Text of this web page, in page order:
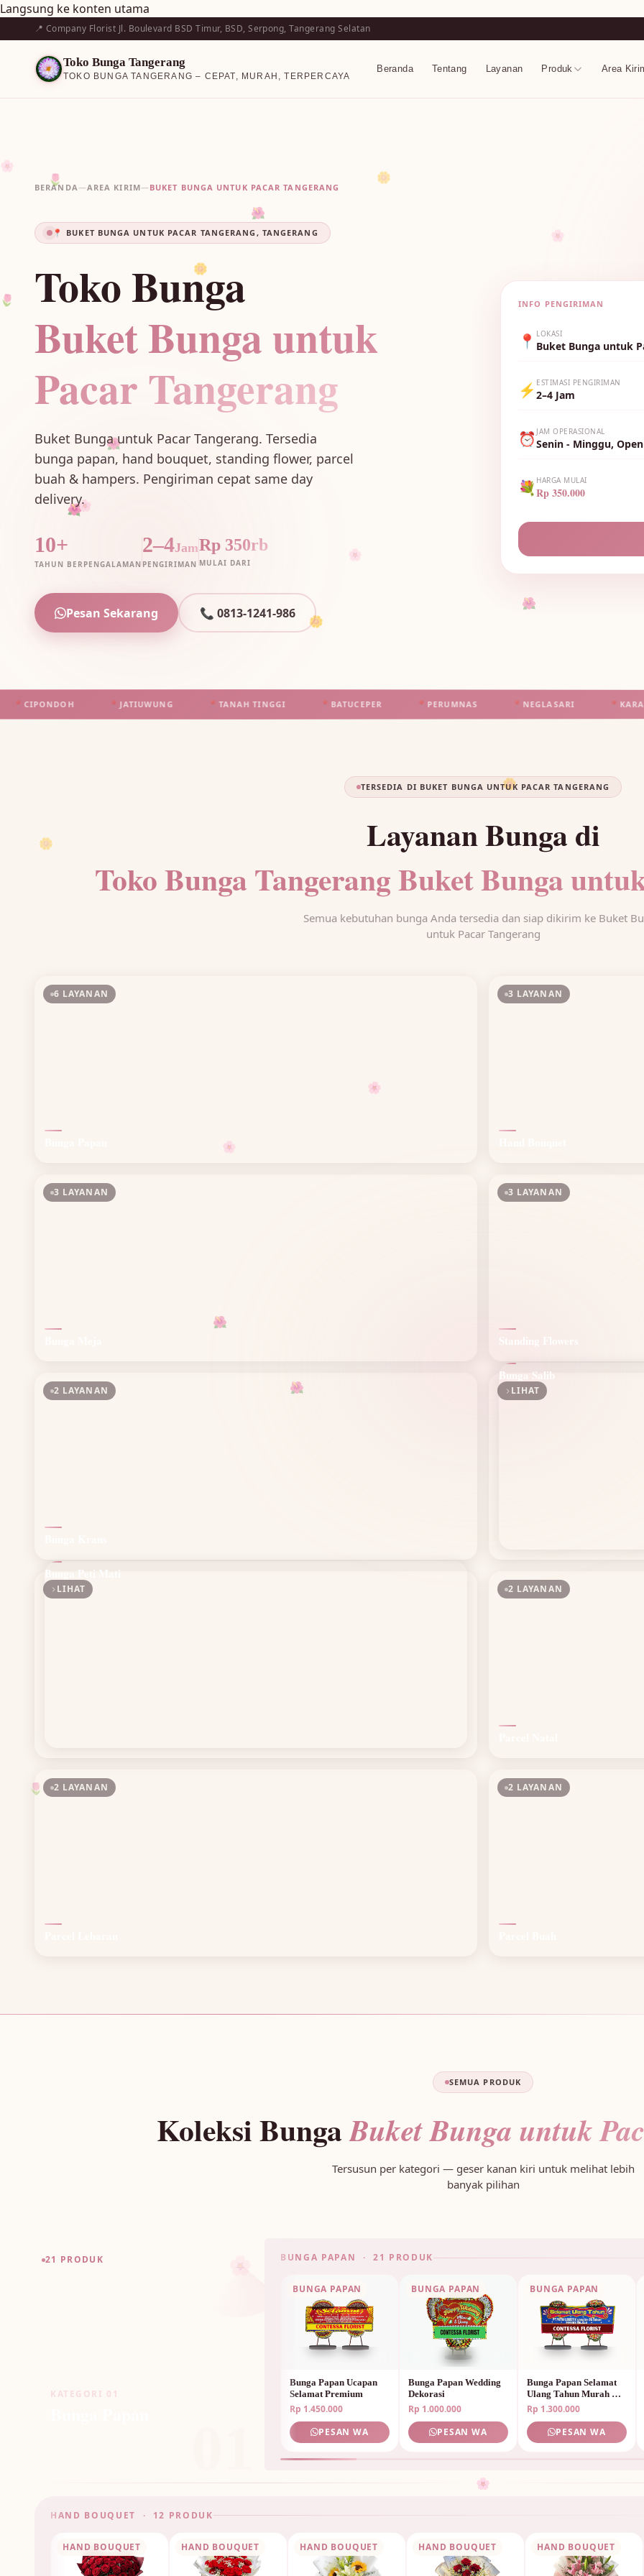
Langsung ke konten utama
📍 Company Florist Jl. Boulevard BSD Timur, BSD, Serpong, Tangerang Selatan
Toko Bunga Tangerang
TOKO BUNGA TANGERANG – CEPAT, MURAH, TERPERCAYA
Beranda Tentang Layanan Produk Area
🌺
🌷
🌼
🌸
🌺
BERANDA—AREA KIRIM—BUKET BUNGA UNTUK PACAR TANGERANG
📍 BUKET BUNGA UNTUK PACAR TANGERANG, TANGERANG
Toko Bunga
Buket Bunga untuk
Pacar Tangerang
Buket Bunga untuk Pacar Tangerang. Tersedia
bunga papan, hand bouquet, standing flower, parcel
buah & hampers. Pengiriman cepat same day
delivery.
10+
TAHUN BERPENGALAMAN
2–4Jam
PENGIRIMAN
Rp 350rb
MULAI DARI
Pesan Sekarang 📞 0813-1241-986
INFO PENGIRIMAN
📍 LOKASI
Buket Bunga untuk
⚡ ESTIMASI PENGIRIMAN
2–4 Jam
⏰JAM OPERASIONAL
Senin - Minggu,
💐 HARGA MULAI
Rp 350.000
📍JATIUWUNG 📍TANAH TINGGI 📍BATUCEPER 📍PERUMNAS 📍NEGLASARI 📍KARANGSARI
🌼
🌸
TERSEDIA DI BUKET BUNGA UNTUK PACAR TANGERANG
Layanan Bunga di
Toko Bunga Tangerang Buket Bunga
Semua kebutuhan bunga Anda tersedia dan siap dikirim ke Buket
untuk Pacar Tangerang
6 LAYANAN 3 LAYANAN
3 LAYANAN 3 LAYANAN
Standing Flowers
2 LAYANAN LIHAT
Bunga Salib
LIHAT
Bunga Peti Mati
2 LAYANAN
2 LAYANAN 2 LAYANAN
SEMUA PRODUK
Koleksi BungaBuket Bunga untuk
Tersusun per kategori — geser kanan kiri untuk melihat lebih
banyak pilihan
21 PRODUK 🌸
KATEGORI 01
BUNGA PAPAN · 21 PRODUK
BUNGA PAPAN
Bunga Papan Ucapan
Selamat Premium
Rp 1.450.000
PESAN WA
BUNGA PAPAN
Bunga Papan Wedding
Dekorasi
Rp 1.000.000
PESAN WA
BUNGA PAPAN
Bunga Papan Selamat
Ulang Tahun Murah &
Unik
Rp 1.300.000
PESAN WA
🌸
HAND BOUQUET · 12 PRODUK
HAND BOUQUET HAND BOUQUET HAND BOUQUET HAND BOUQUET HAND BOUQUET